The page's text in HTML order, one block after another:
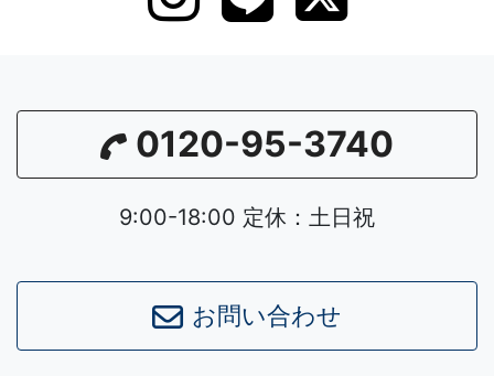
0120-95-3740
9:00-18:00 定休：土日祝
お問い合わせ